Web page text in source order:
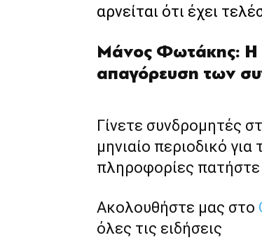
αρνείται ότι έχει
Μάνος Φωτάκης: Η
απαγόρευση των
Γίνετε συνδρομητές
μηνιαίο περιοδικό
πληροφορίες πατήστε
Ακολουθήστε μας στο
όλες τις ειδήσεις